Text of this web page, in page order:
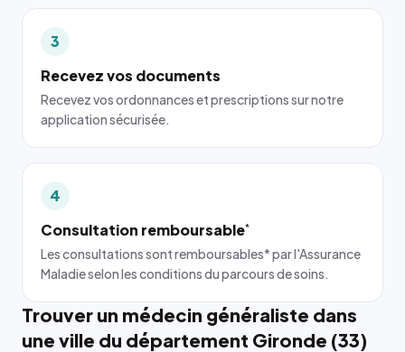
3
Recevez vos documents
Recevez vos ordonnances et prescriptions sur notre
application sécurisée.
4
Consultation remboursable*
Les consultations sont remboursables* par l'Assurance
Maladie selon les conditions du parcours de soins.
Trouver un médecin généraliste dans
une ville du département Gironde (33)